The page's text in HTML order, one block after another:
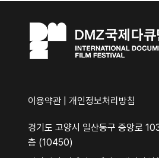
이용약관 개인정보처리방침
경기도 고양시 일산동구 중앙로
층 (10450)